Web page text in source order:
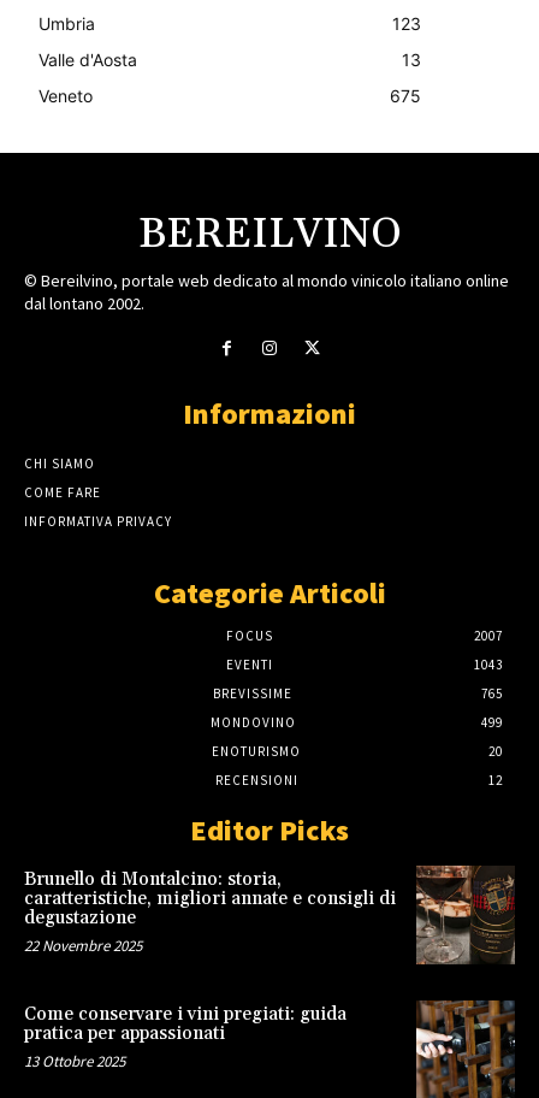
Umbria
123
Valle d'Aosta
13
Veneto
675
BEREILVINO
© Bereilvino, portale web dedicato al mondo vinicolo italiano online
dal lontano 2002.
Informazioni
CHI SIAMO
COME FARE
INFORMATIVA PRIVACY
Categorie Articoli
FOCUS
2007
EVENTI
1043
BREVISSIME
765
MONDOVINO
499
ENOTURISMO
20
RECENSIONI
12
Editor Picks
Brunello di Montalcino: storia,
caratteristiche, migliori annate e consigli di
degustazione
22 Novembre 2025
Come conservare i vini pregiati: guida
pratica per appassionati
13 Ottobre 2025